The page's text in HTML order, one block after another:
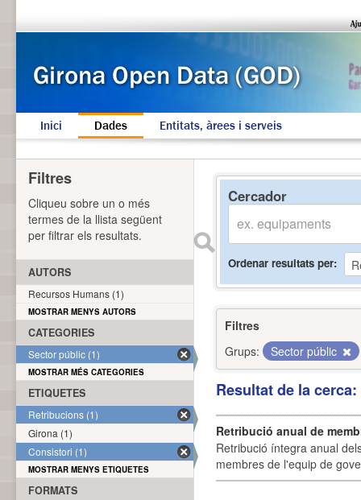
Inici Dades Entitats, àrees i serveis
Cercador
Ordenar resultats per
Filtres
Grups:
Sector públic
Resultat de la
Retribució anual de
Retribució íntegra anual
membres de l'equip de
Filtres
Cliqueu sobre un o més
termes de la llista següent
per filtrar els resultats.
AUTORS
Recursos Humans (1)
MOSTRAR MENYS AUTORS
CATEGORIES
Sector públic (1)
MOSTRAR MÉS CATEGORIES
ETIQUETES
Retribucions (1)
Girona (1)
Consistori (1)
MOSTRAR MENYS ETIQUETES
FORMATS